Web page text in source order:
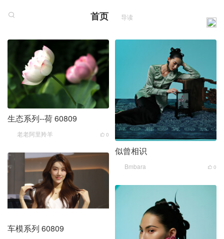
首页 导读
生态系列--荷 60809
老老阿里羚羊 0
车模系列 60809
似曾相识
Bmbara 0